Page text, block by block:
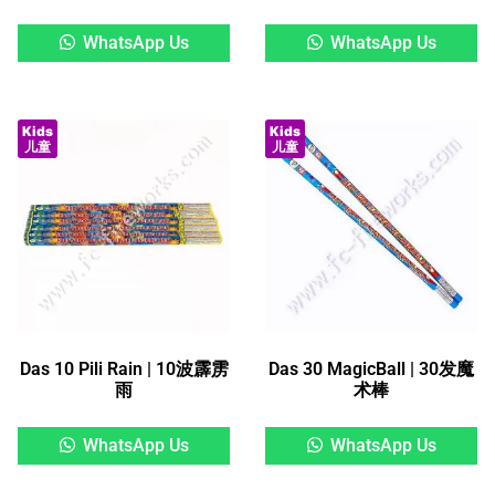
WhatsApp Us WhatsApp Us
Kids
儿童
Das 10 Pili Rain | 10波霹雳
雨
WhatsApp Us
Kids
儿童
Das 30 MagicBall | 30发魔
术棒
WhatsApp Us